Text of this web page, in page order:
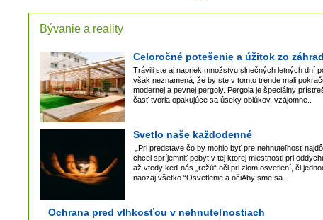
Bývanie a reality
Celoročné potešenie a úžitok zo
Trávili ste aj napriek množstvu slnečných letných dní
však neznamená, že by ste v tomto trende mali
modernej a pevnej pergoly. Pergola je špeciálny
časť tvoria opakujúce sa úseky oblúkov, vzájomne..
Svetlo naše každodenné
„Pri predstave čo by mohlo byť pre nehnuteľnosť
chcel spríjemniť pobyt v tej ktorej miestnosti pri
až vtedy keď nás „režú“ oči pri zlom osvetlení, či
naozaj všetko.“Osvetlenie a očiAby sme sa..
Ochrana pred vlhkosťou v nehnuteľnostiach